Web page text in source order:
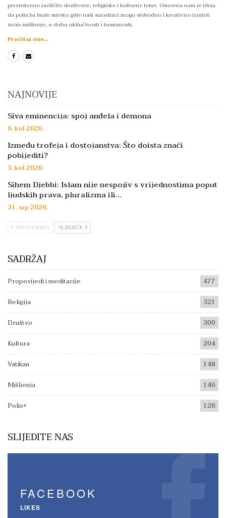
prvenstveno različite društvene, religijske i kulturne teme. Osnovna nam je ideja
da polis.ba bude mjesto gdje naši suradnici mogu slobodno i kreativno iznijeti
svoje mišljenje, u duhu uključivosti i humanosti.
Pročitaj više...
NAJNOVIJE
Siva eminencija: spoj anđela i demona
6. kol 2026.
Između trofeja i dostojanstva: Što doista znači
pobijediti?
3. kol 2026.
Sihem Djebbi: Islam nije nespojiv s vrijednostima poput
ljudskih prava, pluralizma ili…
31. srp 2026.
PRETHODNO SLJEDEĆE
SADRŽAJ
Propovijedi i meditacije
477
Religija
321
Društvo
300
Kultura
204
Vatikan
148
Mišljenja
146
Polis+
126
SLIJEDITE NAS
FACEBOOK
LIKES